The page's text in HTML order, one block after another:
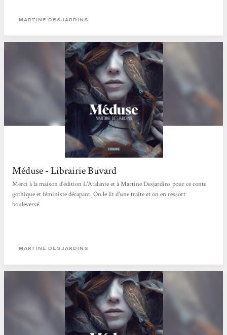
MARTINE DESJARDINS
Méduse - Librairie Buvard
Merci à la maison d'édition L'Atalante et à Martine Desjardins pour ce conte
gothique et féministe décapant. On le lit d'une traite et on en ressort
bouleversé.
MARTINE DESJARDINS